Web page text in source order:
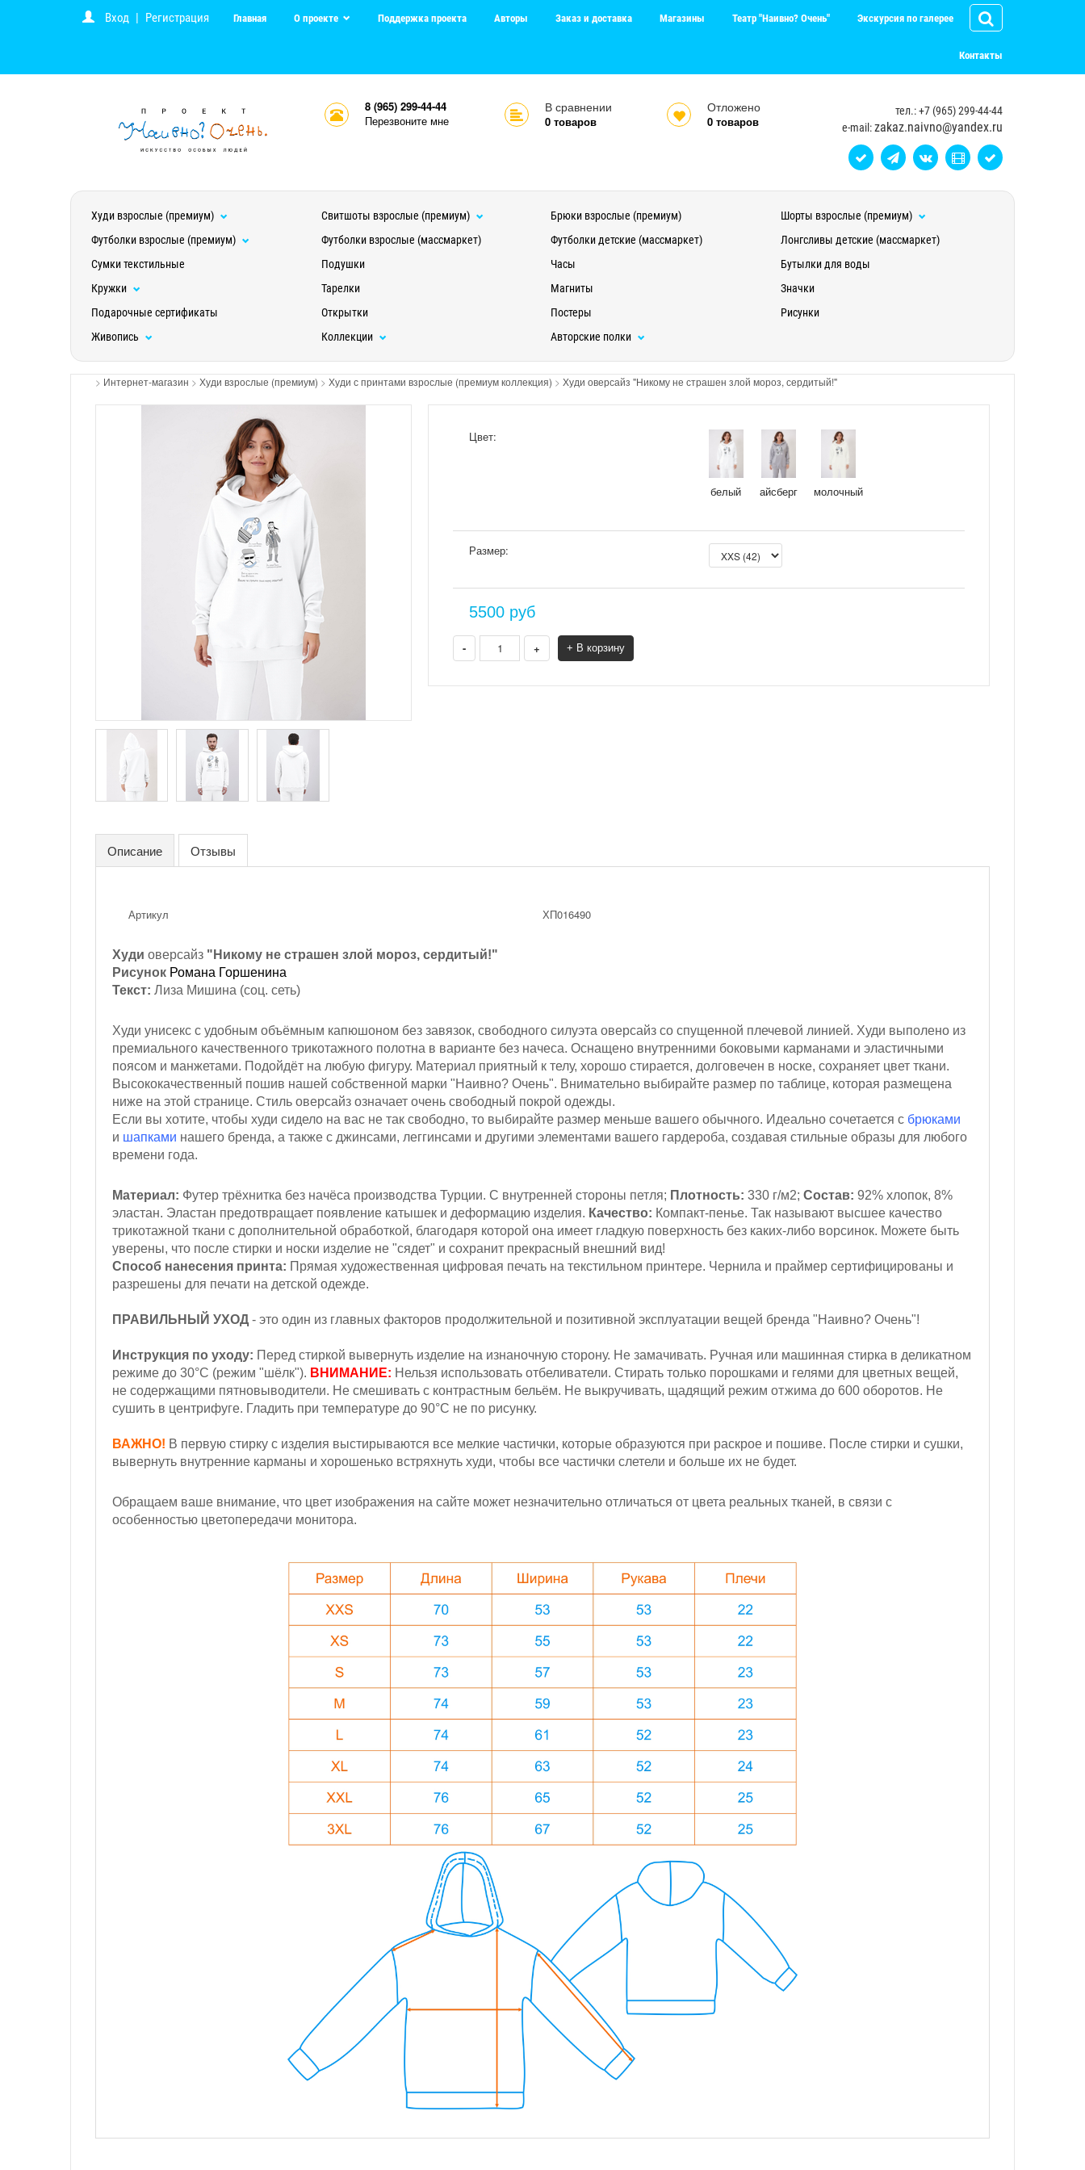
Вход | Регистрация Главная О проекте Поддержка проекта Авторы Заказ и доставка Магазины Театр "Наивно? Очень" Экскурсия по галерее
Контакты
8 (965) 299-44-44
Перезвоните мне
В сравнении
0товаров
Отложено
0 товаров
тел.: +7 (965) 299-44-44
e-mail:zakaz.naivno@yandex.ru
Худи взрослые (премиум) Свитшоты взрослые (премиум) Брюки взрослые (премиум)
Шорты взрослые (премиум)
Футболки взрослые (премиум)
Футболки взрослые (массмаркет) Футболки детские (массмаркет)
Лонгсливы детские (массмаркет)
Сумки текстильные
Подушки Часы
Бутылки для воды
Кружки
Тарелки Магниты
Значки
Подарочные сертификаты
Открытки Постеры
Рисунки
Живопись
Коллекции Авторские полки
> Интернет-магазин > Худи взрослые (премиум) > Худи с принтами взрослые (премиум коллекция) > Худи оверсайз "Никому не страшен злой мороз, сердитый!"
Цвет:
белый айсберг молочный
Размер:
5500 руб
- + + В корзину
Описание Отзывы
Артикул ХП016490
Худи оверсайз "Никому не страшен злой мороз, сердитый!"
Рисунок Романа Горшенина
Текст: Лиза Мишина (соц. сеть)
Худи унисекс с удобным объёмным капюшоном без завязок, свободного силуэта оверсайз со спущенной плечевой линией. Худи выполено из
премиального качественного трикотажного полотна в варианте без начеса. Оснащено внутренними боковыми карманами и эластичными
поясом и манжетами. Подойдёт на любую фигуру. Материал приятный к телу, хорошо стирается, долговечен в носке, сохраняет цвет ткани.
Высококачественный пошив нашей собственной марки "Наивно? Очень". Внимательно выбирайте размер по таблице, которая размещена
ниже на этой странице. Стиль оверсайз означает очень свободный покрой одежды.
Если вы хотите, чтобы худи сидело на вас не так свободно, то выбирайте размер меньше вашего обычного. Идеально сочетается с брюками
и шапками нашего бренда, а также с джинсами, леггинсами и другими элементами вашего гардероба, создавая стильные образы для любого
времени года.
Материал: Футер трёхнитка без начёса производства Турции. С внутренней стороны петля; Плотность: 330 г/м2; Состав: 92% хлопок, 8%
эластан. Эластан предотвращает появление катышек и деформацию изделия. Качество: Компакт-пенье. Так называют высшее качество
трикотажной ткани с дополнительной обработкой, благодаря которой она имеет гладкую поверхность без каких-либо ворсинок. Можете быть
уверены, что после стирки и носки изделие не "сядет" и сохранит прекрасный внешний вид!
Способ нанесения принта: Прямая художественная цифровая печать на текстильном принтере. Чернила и праймер сертифицированы и
разрешены для печати на детской одежде.
ПРАВИЛЬНЫЙ УХОД - это один из главных факторов продолжительной и позитивной эксплуатации вещей бренда "Наивно? Очень"!
Инструкция по уходу: Перед стиркой вывернуть изделие на изнаночную сторону. Не замачивать. Ручная или машинная стирка в деликатном
режиме до 30°С (режим "шёлк"). ВНИМАНИЕ: Нельзя использовать отбеливатели. Стирать только порошками и гелями для цветных вещей,
не содержащими пятновыводители. Не смешивать с контрастным бельём. Не выкручивать, щадящий режим отжима до 600 оборотов. Не
сушить в центрифуге. Гладить при температуре до 90°С не по рисунку.
ВАЖНО! В первую стирку с изделия выстирываются все мелкие частички, которые образуются при раскрое и пошиве. После стирки и сушки,
вывернуть внутренние карманы и хорошенько встряхнуть худи, чтобы все частички слетели и больше их не будет.
Обращаем ваше внимание, что цвет изображения на сайте может незначительно отличаться от цвета реальных тканей, в связи с
особенностью цветопередачи монитора.